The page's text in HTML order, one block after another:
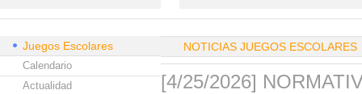
Juegos Escolares
Calendario
Actualidad
NOTICIAS JUEGOS ESCOLARES
[4/25/2026]